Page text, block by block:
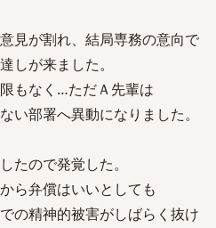
見が割れ、結局専務の意向で
しが来ました。
もなく…ただＡ先輩は
い部署へ異動になりました。
たので発覚した。
ら弁償はいいとしても
の精神的被害がしばらく抜け